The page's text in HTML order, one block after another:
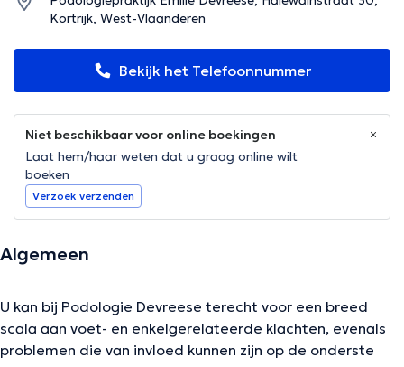
Kortrijk, West-Vlaanderen
Bekijk het Telefoonnummer
Niet beschikbaar voor online boekingen
Laat hem/haar weten dat u graag online wilt
boeken
Verzoek verzenden
Algemeen
U kan bij Podologie Devreese terecht voor een breed
scala aan voet- en enkelgerelateerde klachten, evenals
problemen die van invloed kunnen zijn op de onderste